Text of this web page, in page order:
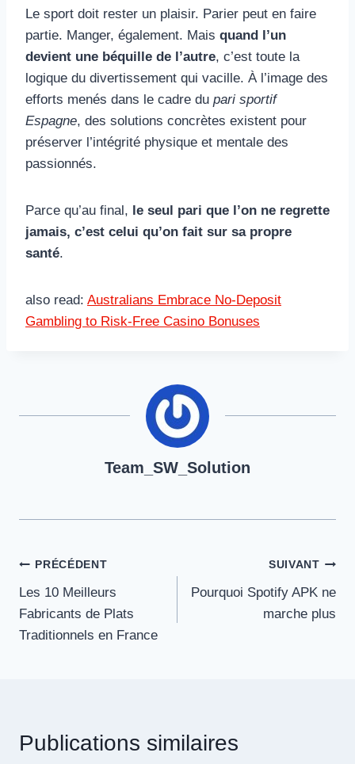
Le sport doit rester un plaisir. Parier peut en faire
partie. Manger, également. Mais quand l’un
devient une béquille de l’autre, c’est toute la
logique du divertissement qui vacille. À l’image des
efforts menés dans le cadre du pari sportif
Espagne, des solutions concrètes existent pour
préserver l’intégrité physique et mentale des
passionnés.
Parce qu’au final, le seul pari que l’on ne regrette
jamais, c’est celui qu’on fait sur sa propre
santé.
also read: Australians Embrace No-Deposit
Gambling to Risk-Free Casino Bonuses
Team_SW_Solution
Navigation
de
l’article
PRÉCÉDENT
Les 10 Meilleurs
Fabricants de Plats
Traditionnels en France
SUIVANT
Pourquoi Spotify APK ne
marche plus
Publications similaires